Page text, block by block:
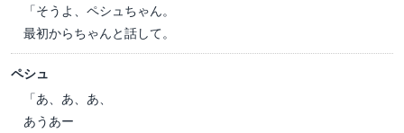
「そうよ、ペシュちゃん。
最初からちゃんと話して。
ペシュ
「あ、あ、あ、
あうあー